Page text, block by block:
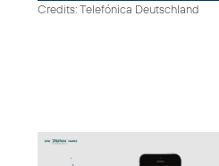
Credits: Telefónica Deutschland